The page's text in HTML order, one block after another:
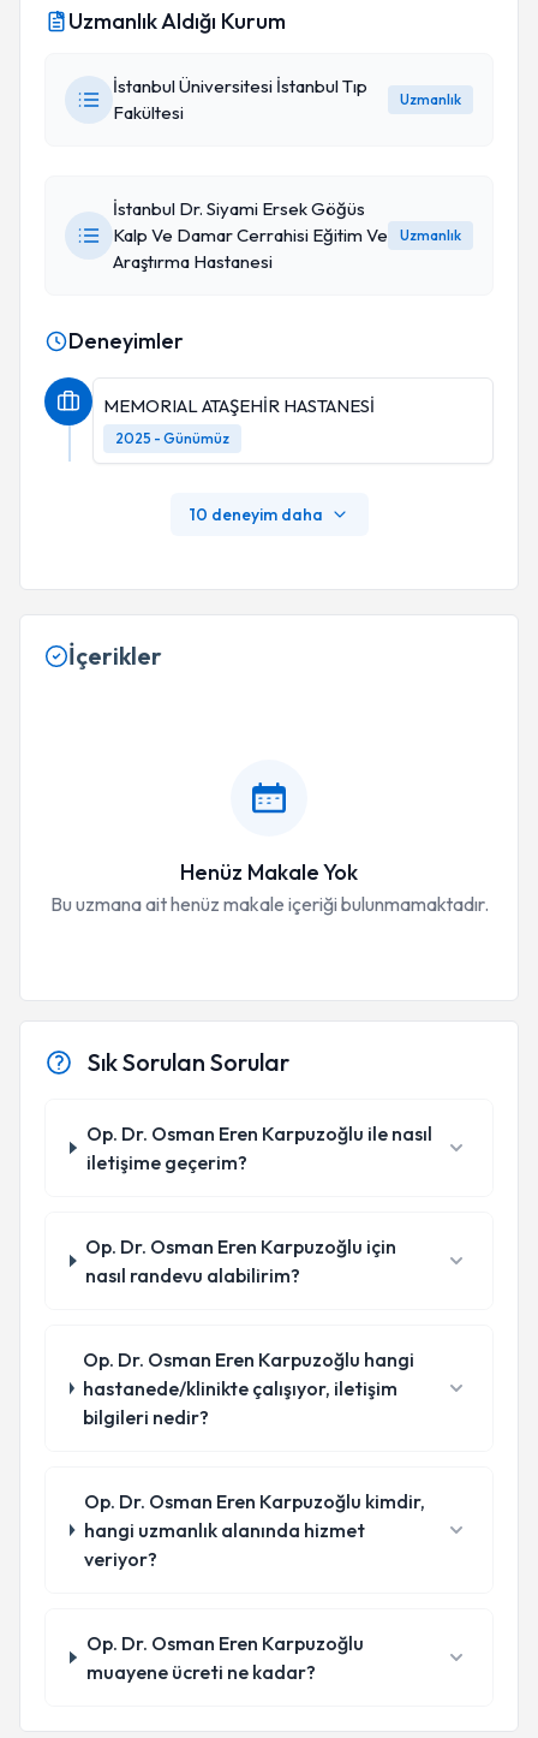
Uzmanlık Aldığı Kurum
İstanbul Üniversitesi İstanbul Tıp
Fakültesi
Uzmanlık
İstanbul Dr. Siyami Ersek Göğüs
Kalp Ve Damar Cerrahisi Eğitim Ve
Araştırma Hastanesi
Uzmanlık
Deneyimler
MEMORIAL ATAŞEHİR HASTANESİ
2025 - Günümüz
10 deneyim daha
İçerikler
Henüz Makale Yok
Bu uzmana ait henüz makale içeriği bulunmamaktadır.
Sık Sorulan Sorular
Op. Dr. Osman Eren Karpuzoğlu ile nasıl
iletişime geçerim?
Op. Dr. Osman Eren Karpuzoğlu için
nasıl randevu alabilirim?
Op. Dr. Osman Eren Karpuzoğlu hangi
hastanede/klinikte çalışıyor, iletişim
bilgileri nedir?
Op. Dr. Osman Eren Karpuzoğlu kimdir,
hangi uzmanlık alanında hizmet
veriyor?
Op. Dr. Osman Eren Karpuzoğlu
muayene ücreti ne kadar?